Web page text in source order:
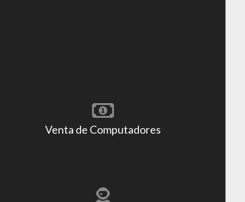
Venta de Computadores